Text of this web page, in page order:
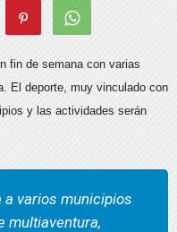
fin de semana con varias
El deporte, muy vinculado con
y las actividades serán
a varios municipios
multiaventura,